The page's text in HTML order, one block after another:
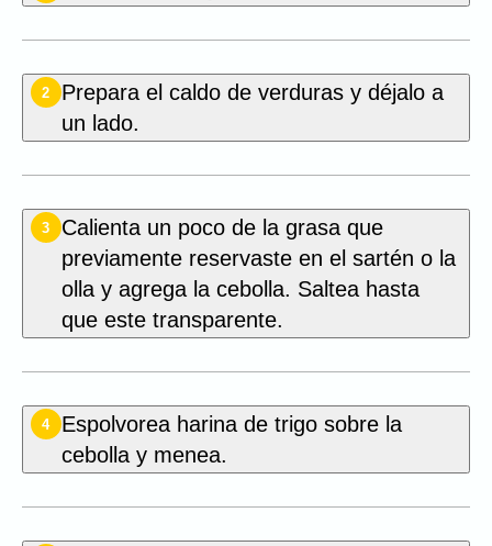
2
Prepara el caldo de verduras y déjalo a
un lado.
3
Calienta un poco de la grasa que
previamente reservaste en el sartén o la
olla y agrega la cebolla. Saltea hasta
que este transparente.
4
Espolvorea harina de trigo sobre la
cebolla y menea.